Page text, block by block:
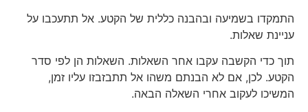
התמקדו בשמיעה ובהבנה כללית של הקטע. אל תתעכבו על
עניינת שאלות.
תוך כדי הקשבה עקבו אחר השאלות. השאלות הן לפי סדר
הקטע. לכן, אם לא הבנתם משהו אל תתבזבזו עליו זמן,
המשיכו לעקוב אחרי השאלה הבאה.